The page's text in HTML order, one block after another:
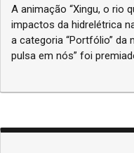
A animação “Xingu, o rio
impactos da hidrelétrica
a categoria “Portfólio” da mostra O curta
pulsa em nós” foi